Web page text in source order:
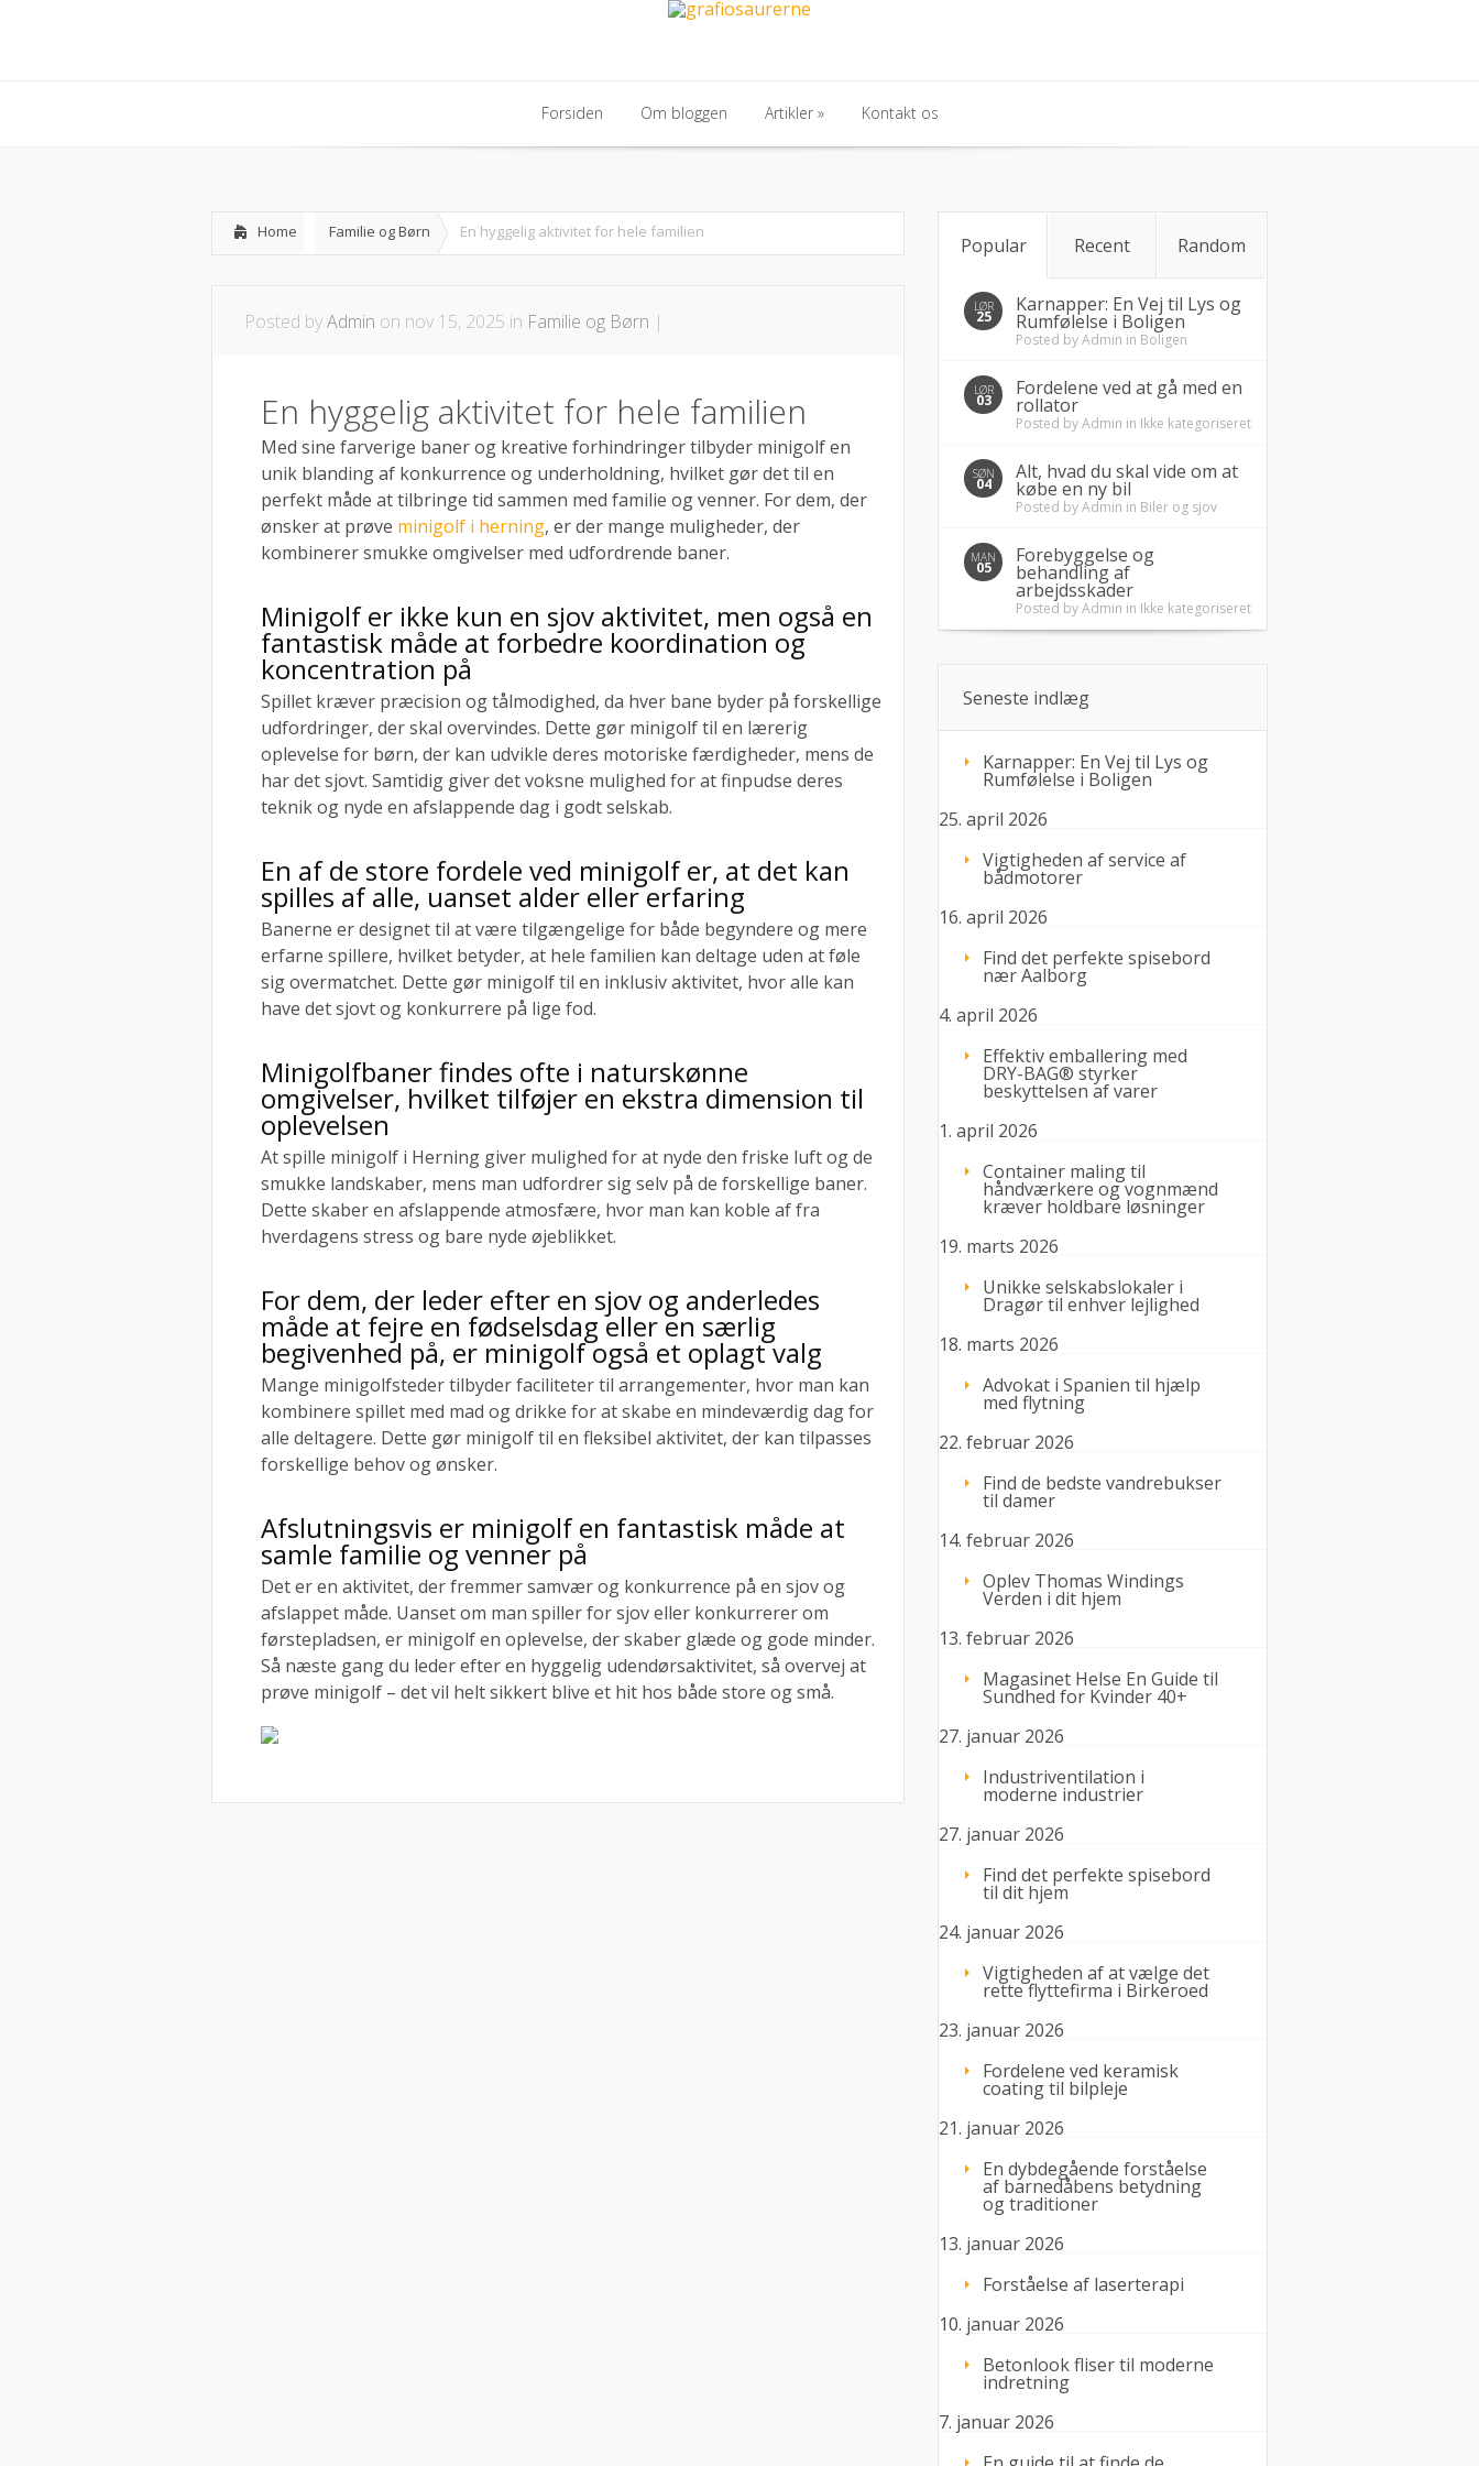
Forsiden Om bloggen Artikler» Kontakt os
Home Familie og Børn En hyggelig aktivitet for hele familien
Posted byAdmin on nov 15, 2025 in Familie og Børn |
En hyggelig aktivitet for hele familien
Med sine farverige baner og kreative forhindringer tilbyder minigolf en
unik blanding af konkurrence og underholdning, hvilket gør det til en
perfekt måde at tilbringe tid sammen med familie og venner. For dem, der
ønsker at prøve minigolf i herning, er der mange muligheder, der
kombinerer smukke omgivelser med udfordrende baner.
Minigolf er ikke kun en sjov aktivitet, men også en
fantastisk måde at forbedre koordination og
koncentration på
Spillet kræver præcision og tålmodighed, da hver bane byder på forskellige
udfordringer, der skal overvindes. Dette gør minigolf til en lærerig
oplevelse for børn, der kan udvikle deres motoriske færdigheder, mens de
har det sjovt. Samtidig giver det voksne mulighed for at finpudse deres
teknik og nyde en afslappende dag i godt selskab.
En af de store fordele ved minigolf er, at det kan
spilles af alle, uanset alder eller erfaring
Banerne er designet til at være tilgængelige for både begyndere og mere
erfarne spillere, hvilket betyder, at hele familien kan deltage uden at føle
sig overmatchet. Dette gør minigolf til en inklusiv aktivitet, hvor alle kan
have det sjovt og konkurrere på lige fod.
Minigolfbaner findes ofte i naturskønne
omgivelser, hvilket tilføjer en ekstra dimension til
oplevelsen
At spille minigolf i Herning giver mulighed for at nyde den friske luft og de
smukke landskaber, mens man udfordrer sig selv på de forskellige baner.
Dette skaber en afslappende atmosfære, hvor man kan koble af fra
hverdagens stress og bare nyde øjeblikket.
For dem, der leder efter en sjov og anderledes
måde at fejre en fødselsdag eller en særlig
begivenhed på, er minigolf også et oplagt valg
Mange minigolfsteder tilbyder faciliteter til arrangementer, hvor man kan
kombinere spillet med mad og drikke for at skabe en mindeværdig dag for
alle deltagere. Dette gør minigolf til en fleksibel aktivitet, der kan tilpasses
forskellige behov og ønsker.
Afslutningsvis er minigolf en fantastisk måde at
samle familie og venner på
Det er en aktivitet, der fremmer samvær og konkurrence på en sjov og
afslappet måde. Uanset om man spiller for sjov eller konkurrerer om
førstepladsen, er minigolf en oplevelse, der skaber glæde og gode minder.
Så næste gang du leder efter en hyggelig udendørsaktivitet, så overvej at
prøve minigolf – det vil helt sikkert blive et hit hos både store og små.
Popular Recent Random
LØR
25
Karnapper: En Vej til Lys og
Rumfølelse i Boligen
Posted byAdmin in Boligen
LØR
03
Fordelene ved at gå med en
rollator
Posted byAdmin in Ikke kategoriseret
SØN
04
Alt, hvad du skal vide om at
købe en ny bil
Posted byAdmin in Biler og sjov
MAN
05
Forebyggelse og
behandling af
arbejdsskader
Posted byAdmin in Ikke kategoriseret
Seneste indlæg
Karnapper: En Vej til Lys og
Rumfølelse i Boligen
25. april 2026
Vigtigheden af service af
bådmotorer
16. april 2026
Find det perfekte spisebord
nær Aalborg
4. april 2026
Effektiv emballering med
DRY-BAG® styrker
beskyttelsen af varer
1. april 2026
Container maling til
håndværkere og vognmænd
kræver holdbare løsninger
19. marts 2026
Unikke selskabslokaler i
Dragør til enhver lejlighed
18. marts 2026
Advokat i Spanien til hjælp
med flytning
22. februar 2026
Find de bedste vandrebukser
til damer
14. februar 2026
Oplev Thomas Windings
Verden i dit hjem
13. februar 2026
Magasinet Helse En Guide til
Sundhed for Kvinder 40+
27. januar 2026
Industriventilation i
moderne industrier
27. januar 2026
Find det perfekte spisebord
til dit hjem
24. januar 2026
Vigtigheden af at vælge det
rette flyttefirma i Birkeroed
23. januar 2026
Fordelene ved keramisk
coating til bilpleje
21. januar 2026
En dybdegående forståelse
af barnedåbens betydning
og traditioner
13. januar 2026
Forståelse af laserterapi
10. januar 2026
Betonlook fliser til moderne
indretning
7. januar 2026